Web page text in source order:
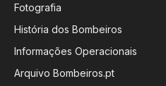
Fotografia
História dos Bombeiros
Informações Operacionais
Arquivo Bombeiros.pt